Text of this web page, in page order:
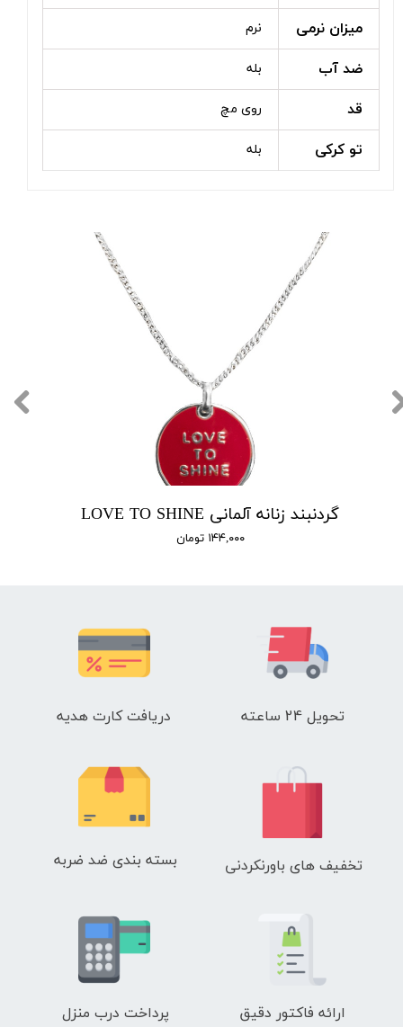
میزان نرمی نرم
ضد آب بله
قد روی مچ
تو کرکی بله
گردنبند زنانه آلمانی LOVE TO SHINE
۱۴۴,۰۰۰ تومان
تحویل 24 ساعته دریافت کارت هدیه
تخفیف های باورنکردنی بسته بندی ضد ضربه
ارائه فاکتور دقیق پرداخت درب منزل